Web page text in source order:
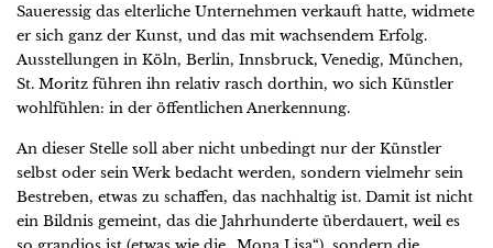
Saueressig das elterliche Unternehmen verkauft hatte, widmete
er sich ganz der Kunst, und das mit wachsendem Erfolg.
Ausstellungen in Köln, Berlin, Innsbruck, Venedig, München,
St. Moritz führen ihn relativ rasch dorthin, wo sich Künstler
wohlfühlen: in der öffentlichen Anerkennung.
An dieser Stelle soll aber nicht unbedingt nur der Künstler
selbst oder sein Werk bedacht werden, sondern vielmehr sein
Bestreben, etwas zu schaffen, das nachhaltig ist. Damit ist nicht
ein Bildnis gemeint, das die Jahrhunderte überdauert, weil es